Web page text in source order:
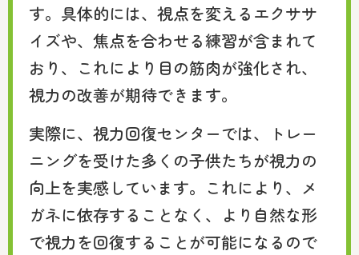
す。具体的には、視点を変えるエクササ
イズや、焦点を合わせる練習が含まれて
おり、これにより目の筋肉が強化され、
視力の改善が期待できます。
実際に、視力回復センターでは、トレー
ニングを受けた多くの子供たちが視力の
向上を実感しています。これにより、メ
ガネに依存することなく、より自然な形
で視力を回復することが可能になるので